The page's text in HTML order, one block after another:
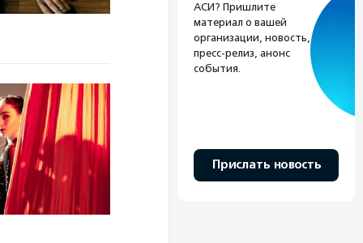
АСИ? Пришлите
материал о вашей
организации, новость,
пресс-релиз, анонс
события.
Прислать новость